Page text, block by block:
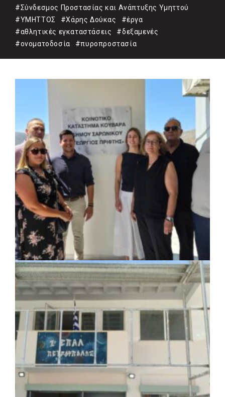
#Σύνδεσμος Προστασίας και Ανάπτυξης Υμηττού
#ΥΜΗΤΤΟΣ
#Χάρης Δούκας
#έργα
#αθλητικές εγκαταστάσεις
#δεξαμενές
#ονοματοδοσία
#πυροπροστασία
ΚΟΙΝΩΝΙΑ | 07/08/2026 · 18:01
Το Δημοτικό Κατάστημα Κουβαρά φέρει
πλέον το όνομα «Γεώργιος Πρίφτης»